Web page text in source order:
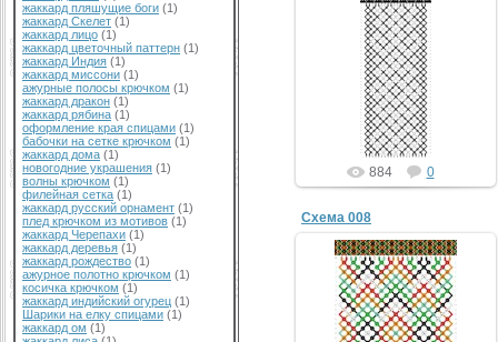
жаккард пляшущие боги (1)
жаккард Скелет (1)
жаккард лицо (1)
жаккард цветочный паттерн (1)
жаккард Индия (1)
жаккард миссони (1)
ажурные полосы крючком (1)
жаккард дракон (1)
жаккард рябина (1)
оформление края спицами (1)
бабочки на сетке крючком (1)
жаккард дома (1)
новогодние украшения (1)
волны крючком (1)
филейная сетка (1)
жаккард русский орнамент (1)
плед крючком из мотивов (1)
жаккард Черепахи (1)
жаккард деревья (1)
жаккард рождество (1)
ажурное полотно крючком (1)
косичка крючком (1)
жаккард индийский огурец (1)
Шарики на елку спицами (1)
жаккард ом (1)
884 0
Схема 008